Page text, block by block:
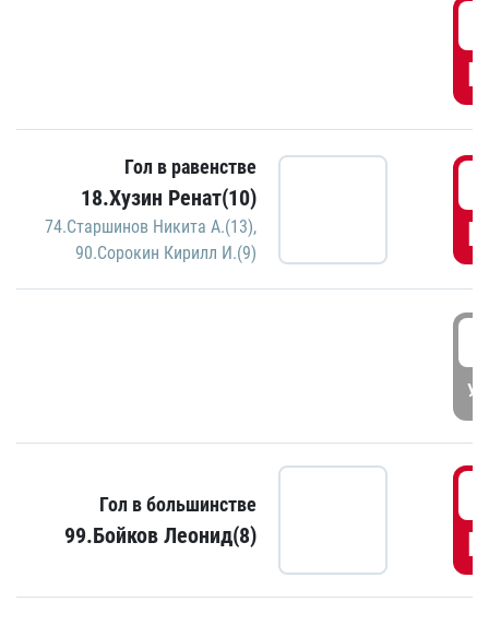
Гол в равенстве
18.Хузин Ренат(10)
74.Старшинов Никита А.(13),
90.Сорокин Кирилл И.(9)
Гол в большинстве
99.Бойков Леонид(8)